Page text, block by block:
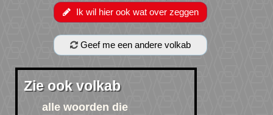
Ik wil hier ook wat over zeggen
Geef me een andere volkab
Zie ook volkab
alle woorden die